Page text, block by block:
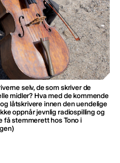
selv, de som skriver de
midler? Hva med de kommende
låtskrivere innen den uendelige
oppnår jevnlig radiospilling og
få stemmerett hos Tono i